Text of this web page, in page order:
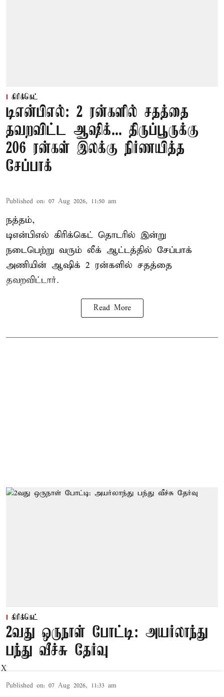
கிரிக்கெட்
டிஎன்பிஎல்: 2 ரன்களில் சதத்தை
தவறவிட்ட ஆஷிக்... திருப்பூருக்கு
206 ரன்கள் இலக்கு நிர்ணயித்த
சேப்பாக்
Published on: 07 Aug 2026, 11:50 am
நத்தம்,
டிஎன்பிஎல் கிரிக்கெட் தொடரில் இன்று
நடைபெற்று வரும் லீக் ஆட்டத்தில் சேப்பாக்
அணியின் ஆஷிக் 2 ரன்களில் சதத்தை
தவறவிட்டார்.
Read More
கிரிக்கெட்
2வது ஒருநாள் போட்டி: அயர்லாந்து
பந்து வீச்சு தேர்வு
Published on: 07 Aug 2026, 11:33 am
X